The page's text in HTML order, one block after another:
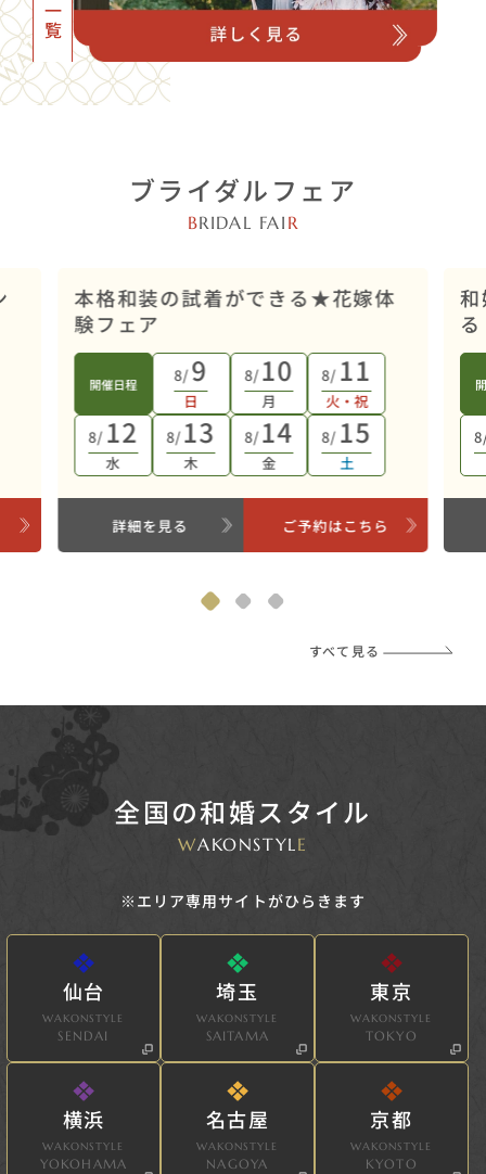
ブライダルフェア
BRIDAL FAI R
本格和装の試着ができる★花嫁体
験フェア
開催日程 8/9
日
8/10
月
8/ 11
火・祝
8/ 12
水
8/13
木
8/14
金
8/ 15
土
詳細を見る ご予約はこちら
すべて見る
全国の和婚スタイル
WAKONSTYLE
※エリア専用サイトがひらきます
仙台
WAKONSTYLE
SENDAI
埼玉
WAKONSTYLE
SAITAMA
東京
WAKONSTYLE
TOKYO
横浜
WAKONSTYLE
YOKOHAMA
名古屋
WAKONSTYLE
NAGOYA
京都
WAKONSTYLE
KYOTO